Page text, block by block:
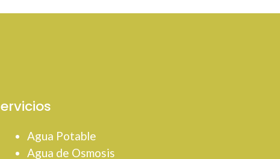
Agua Potable
Agua de Osmosis